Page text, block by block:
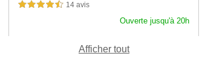
4,5 étoiles sur 5 14 avis
Ouverte jusqu'à 20h
Afficher tout